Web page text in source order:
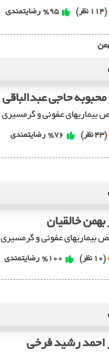
(114 نظر) %95 رضایتمندی
حاجی عبدالباقی
بیماریهای عفونی و گرمسیری
(43 نظر) %76 رضایتمندی
بهمن خالقیان
بیماریهای عفونی و گرمسیری
(10 نظر) %100 رضایتمندی
احمد رشید فرخی